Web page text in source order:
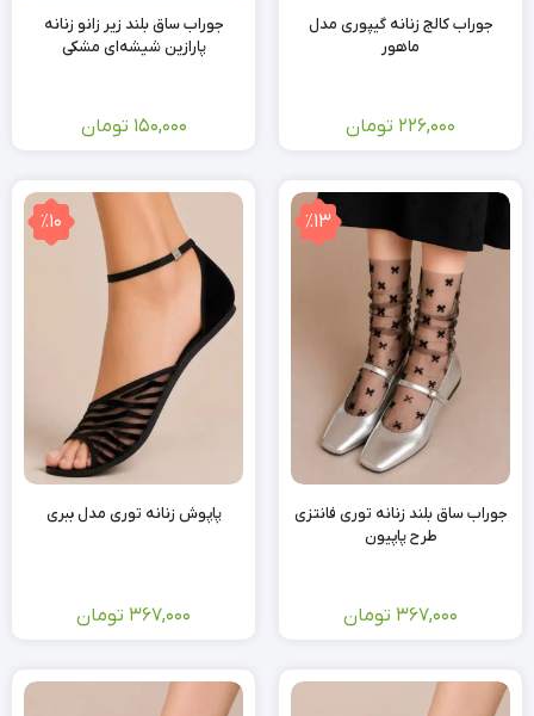
جوراب کالج زنانه گیپوری مدل
ماهور
226,000 تومان
جوراب ساق بلند زیر زانو زنانه
پارازین شیشه‌ای مشکی
150,000 تومان
٪13
جوراب ساق بلند زنانه توری فانتزی
طرح پاپیون
367,000 تومان
٪10
پاپوش زنانه توری مدل ببری
367,000 تومان